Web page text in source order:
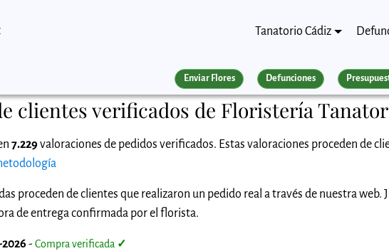
Tanatorio Cádiz
Enviar Flores Defunciones
clientes verificados de Floristería
7.229 valoraciones de pedidos verificados. Estas valoraciones proceden de
proceden de clientes que realizaron un pedido real a través de nuestra
de entrega confirmada por el florista.
- Compra verificada ✓